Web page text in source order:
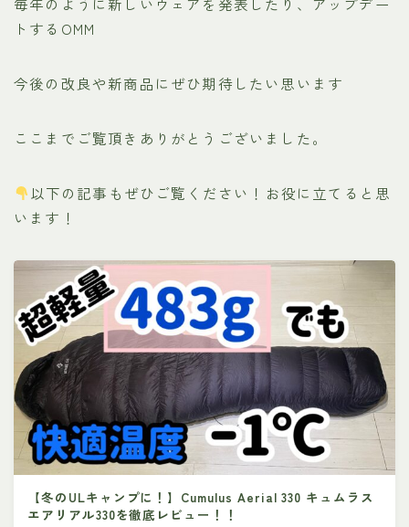
トするOMM
今後の改良や新商品にぜひ期待したい思います
ここまでご覧頂きありがとうございました。
以下の記事もぜひご覧ください！お役に立てると思
います！
【冬のULキャンプに！】Cumulus Aerial 330 キュムラス
エアリアル330を徹底レビュー！！